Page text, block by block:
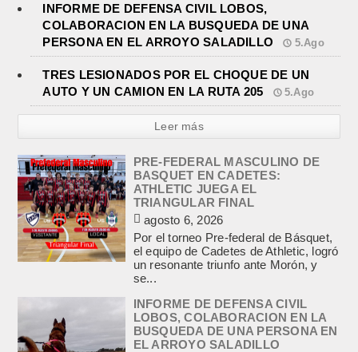
INFORME DE DEFENSA CIVIL LOBOS,
COLABORACION EN LA BUSQUEDA DE UNA
PERSONA EN EL ARROYO SALADILLO
5.Ago
TRES LESIONADOS POR EL CHOQUE DE UN
AUTO Y UN CAMION EN LA RUTA 205
5.Ago
Leer más
PRE-FEDERAL MASCULINO DE
BASQUET EN CADETES:
ATHLETIC JUEGA EL
TRIANGULAR FINAL
agosto 6, 2026
Por el torneo Pre-federal de Básquet,
el equipo de Cadetes de Athletic, logró
un resonante triunfo ante Morón, y
se...
INFORME DE DEFENSA CIVIL
LOBOS, COLABORACION EN LA
BUSQUEDA DE UNA PERSONA EN
EL ARROYO SALADILLO